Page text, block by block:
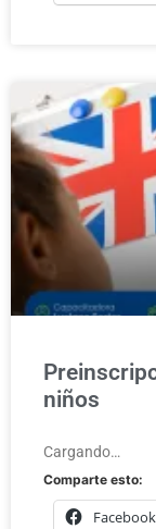
niños
Cargando…
Comparte esto:
Facebook